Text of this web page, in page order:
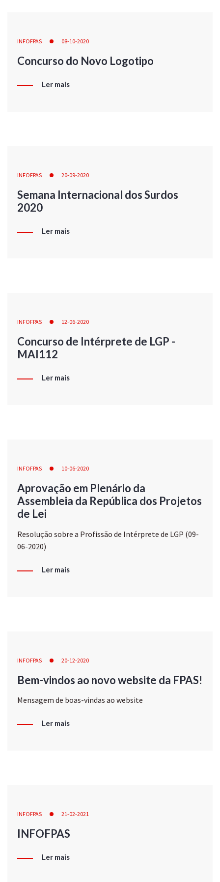
INFOFPAS 08-10-2020
Concurso do Novo Logotipo
Ler mais
INFOFPAS 20-09-2020
Semana Internacional dos Surdos
2020
Ler mais
INFOFPAS 12-06-2020
Concurso de Intérprete de LGP -
MAI112
Ler mais
INFOFPAS 10-06-2020
Aprovação em Plenário da
Assembleia da República dos Projetos
de Lei
Resolução sobre a Profissão de Intérprete de LGP (09-
06-2020)
Ler mais
INFOFPAS 20-12-2020
Bem-vindos ao novo website da FPAS!
Mensagem de boas-vindas ao website
Ler mais
INFOFPAS 21-02-2021
INFOFPAS
Ler mais